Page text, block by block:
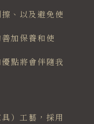
、以及避免使
加保養和使
點將會伴隨我
）工藝，採用